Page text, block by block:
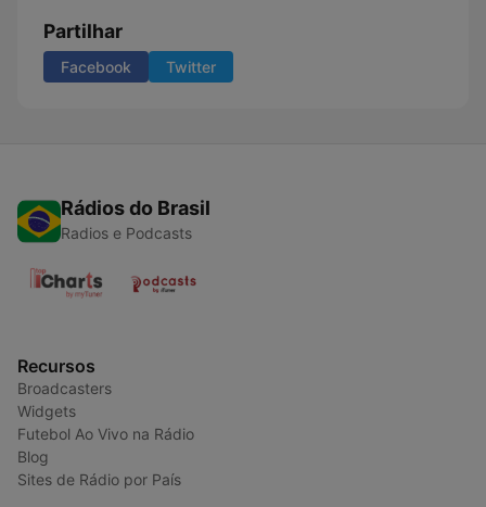
Partilhar
Facebook Twitter
Rádios do Brasil
Radios e Podcasts
Recursos
Broadcasters
Widgets
Futebol Ao Vivo na Rádio
Blog
Sites de Rádio por País